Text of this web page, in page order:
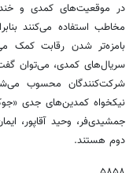
در موقعیت‌های کمدی و
مخاطب استفاده می‌کنند
بامزه‌تر شدن رقابت کمک
سریال‌های کمدی، می‌توان
شرکت‌کنندگان محسوب
نیکخواه کمدین‌های جدی
جمشیدی‌فر، وحید آقاپور،
دوم هستند.